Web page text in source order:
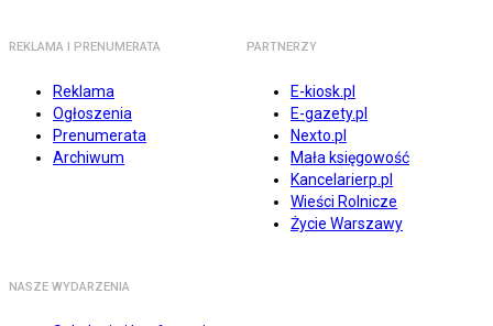
REKLAMA I PRENUMERATA
Reklama
Ogłoszenia
Prenumerata
Archiwum
PARTNERZY
E-kiosk.pl
E-gazety.pl
Nexto.pl
Mała księgowość
Kancelarierp.pl
Wieści Rolnicze
Życie Warszawy
NASZE WYDARZENIA